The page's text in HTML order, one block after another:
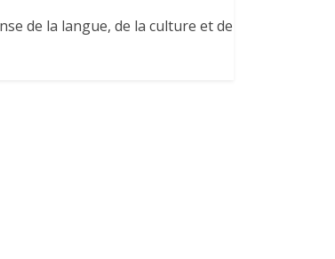
de la langue, de la culture et de